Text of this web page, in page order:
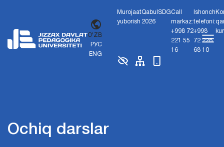
O'ZB
РУС
ENG
Murojaat
yuborish
Qabul
2026
SDGCall
markaz:
+998 72
221 55
16
Ishonch
telefoni:
+998
72 226
68 10
Ochiq darslar